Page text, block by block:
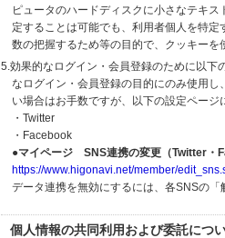
ピュータのハードディスクに小さなテキ
定することは可能でも、利用者個人を特
数の把握するため等の目的で、クッキーを
5.効果的なログイン・会員登録のために以下
なログイン・会員登録の目的にのみ使用
い場合はお手数ですが、以下の設定ページ
・Twitter
・Facebook
●マイページ SNS連携の変更（Twitter・
https://www.higonavi.net/member/
データ連携を無効にするには、各SNSの「
個人情報の共同利用および委託につ